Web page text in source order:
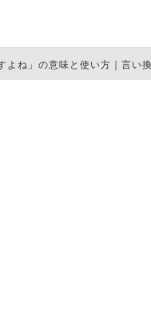
よね」の意味と使い方｜言い